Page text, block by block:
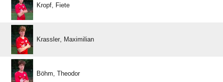
 
 
 